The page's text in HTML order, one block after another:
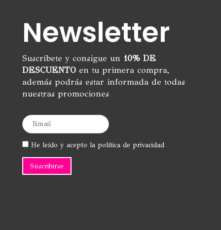
Newsletter
Suscríbete y consigue un 10% DE
DESCUENTOen tu primera compra,
además podrás estar informada de todas
nuestras promociones
He leído y acepto la política de privacidad